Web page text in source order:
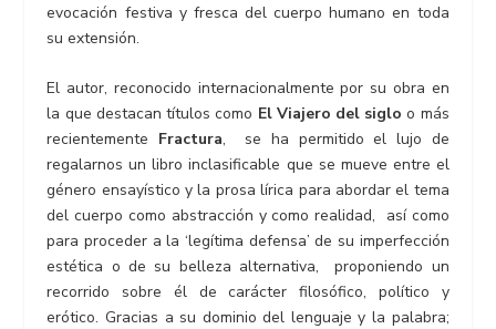
evocación festiva y fresca del cuerpo humano en toda
su extensión.
El autor, reconocido internacionalmente por su obra en
la que destacan títulos como El Viajero del siglo o más
recientemente Fractura, se ha permitido el lujo de
regalarnos un libro inclasificable que se mueve entre el
género ensayístico y la prosa lírica para abordar el tema
del cuerpo como abstracción y como realidad, así como
para proceder a la ‘legítima defensa’ de su imperfección
estética o de su belleza alternativa, proponiendo un
recorrido sobre él de carácter filosófico, político y
erótico. Gracias a su dominio del lenguaje y la palabra;